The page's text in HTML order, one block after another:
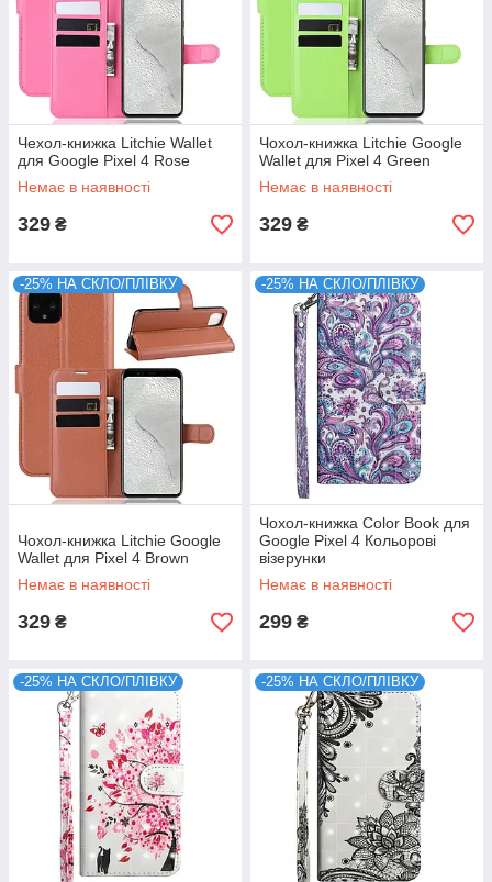
Чехол-книжка Litchie Wallet
для Google Pixel 4 Rose
Немає в наявності
329 ₴
Чохол-книжка Litchie Google
Wallet для Pixel 4 Green
Немає в наявності
329 ₴
-25% НА СКЛО/ПЛІВКУ
Чохол-книжка Litchie Google
Wallet для Pixel 4 Brown
Немає в наявності
329 ₴
-25% НА СКЛО/ПЛІВКУ
Чохол-книжка Color Book для
Google Pixel 4 Кольорові
візерунки
Немає в наявності
299 ₴
-25% НА СКЛО/ПЛІВКУ -25% НА СКЛО/ПЛІВКУ